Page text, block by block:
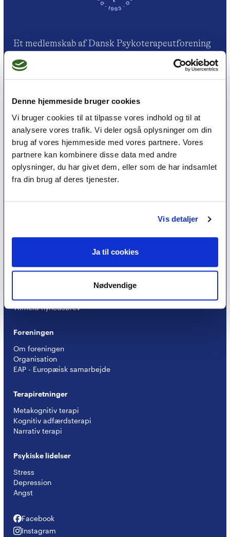
Denne hjemmeside bruger cookies
Vi bruger cookies til at tilpasse vores indhold og til at
analysere vores trafik. Vi deler også oplysninger om din
brug af vores hjemmeside med vores partnere. Vores
partnere kan kombinere disse data med andre
oplysninger, du har givet dem, eller som de har indsamlet
fra din brug af deres tjenester.
Vis detaljer
Ja til cookies
Nødvendige
Et medlemskab af Dansk Psykoterapeutforening
leve op til en række kriterier om uddannelse og
erfaring for at få lov til at kalde sigpsykoterapeut
Psykoterapi
Find psykoterapeut
Hvad betyder titlen 'psykoterapeut MPF' ?
Ofte stillede spørgsmål
Psykoterapeuter nær dig
Medlemsfordele
Nyheder
Tilmeld nyhedsbrev
Foreningen
Om foreningen
Organisation
EAP - Europæisk samarbejde
Terapiretninger
Metakognitiv terapi
Kognitiv adfærdsterapi
Narrativ terapi
Psykiske lidelser
Stress
Depression
Angst
Facebook
Facebook
Instagram
Instagram